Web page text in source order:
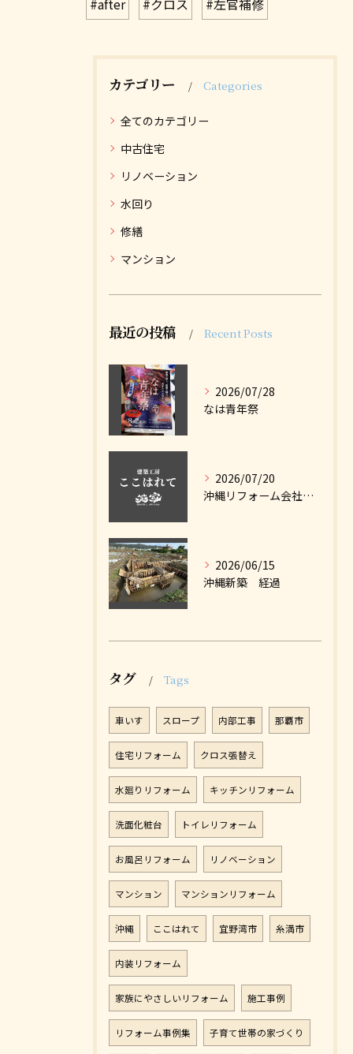
#after #クロス #左官補修
カテゴリー Categories
全てのカテゴリー
中古住宅
リノベーション
水回り
修繕
マンション
最近の投稿 Recent Posts
2026/07/28
なは青年祭
2026/07/20
沖縄リフォーム会社ナビに掲載しました
2026/06/15
沖縄新築 経過
タグ Tags
車いす スロープ 内部工事 那覇市
住宅リフォーム クロス張替え
水廻りリフォーム キッチンリフォーム
洗面化粧台 トイレリフォーム
お風呂リフォーム リノベーション
マンション マンションリフォーム
沖縄 ここはれて 宜野湾市 糸満市
内装リフォーム
家族にやさしいリフォーム 施工事例
リフォーム事例集 子育て世帯の家づくり